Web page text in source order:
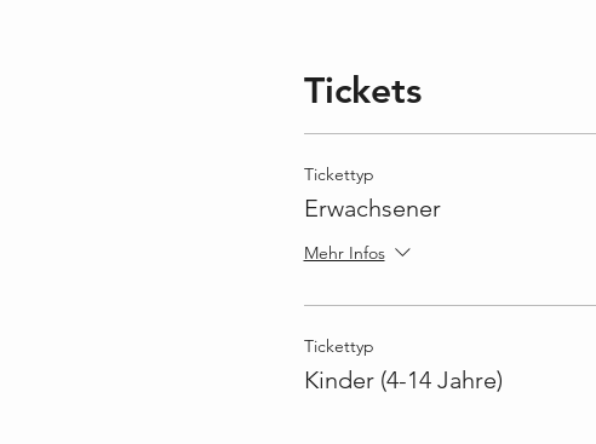
Tickets
Tickettyp
Erwachsener
Mehr Infos
Tickettyp
Kinder (4-14 Jahre)